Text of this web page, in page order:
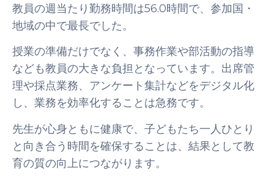
教員の週当たり勤務時間は56.0時間で、参加国・
地域の中で最長でした。
授業の準備だけでなく、事務作業や部活動の指導
なども教員の大きな負担となっています。出席管
理や採点業務、アンケート集計などをデジタル化
し、業務を効率化することは急務です。
先生が心身ともに健康で、子どもたち一人ひとり
と向き合う時間を確保することは、結果として教
育の質の向上につながります。